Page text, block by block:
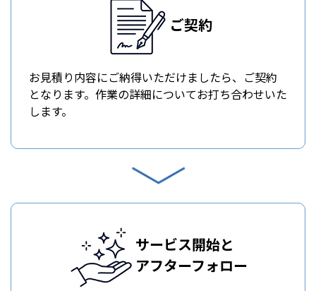
ご契約
お見積り内容にご納得いただけましたら、ご契約
となります。作業の詳細についてお打ち合わせいた
します。
サービス開始と
アフターフォロー